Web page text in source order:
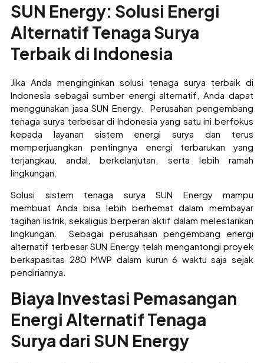
SUN Energy: Solusi Energi
Alternatif Tenaga Surya
Terbaik di Indonesia
JikaAnda menginginkan solusi tenaga surya terbaik di
Indonesia sebagai sumber energi alternatif, Anda dapat
menggunakan jasa SUN Energy. Perusahan pengembang
tenaga surya terbesar di Indonesia yang satuini berfokus
kepada layanan sistem energi surya dan terus
memperjuangkan pentingnya energi terbarukan yang
terjangkau,andal, berkelanjutan, serta lebih ramah
lingkungan.
Solusi sistem tenaga surya SUN Energy mampu
membuat Anda bisa lebih berhemat dalam membayar
tagihan listrik, sekaligus berperan aktif dalam melestarikan
lingkungan. Sebagai perusahaan pengembang energi
alternatif terbesar SUN Energy telah mengantongi proyek
berkapasitas 280 MWP dalam kurun 6 waktu saja sejak
pendiriannya.
Biaya Investasi Pemasangan
Energi Alternatif Tenaga
Surya dari SUN Energy